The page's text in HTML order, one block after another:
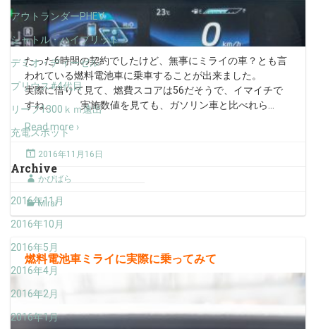
アウトランダーPHEV
シャトル・ハイブリット
デミオ・ディーゼル
プリウス#4代目
リーフ1300ｋｍ遠出
充電スポット
Archive
2016年11月
2016年10月
2016年5月
2016年4月
2016年2月
2016年1月
たった6時間の契約でしたけど、無事にミライの車？とも言
われている燃料電池車に乗車することが出来ました。
実際に借りて見て、燃費スコアは56だそうで、イマイチで
すね。 実施数値を見ても、ガソリン車と比べれら
Read more ›
2016年11月16日
かぴばら
MIrai
燃料電池車ミライに実際に乗ってみて